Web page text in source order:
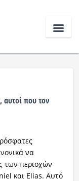
που τον
να
των περιοχών
και Elias. Αυτό